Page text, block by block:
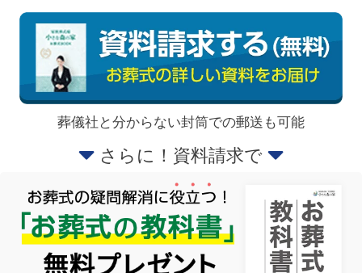
葬儀社と分からない封筒での郵送も可能
さらに！資料請求で